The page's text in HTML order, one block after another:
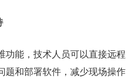
功能，技术人员可以直接远程
题和部署软件，减少现场操作